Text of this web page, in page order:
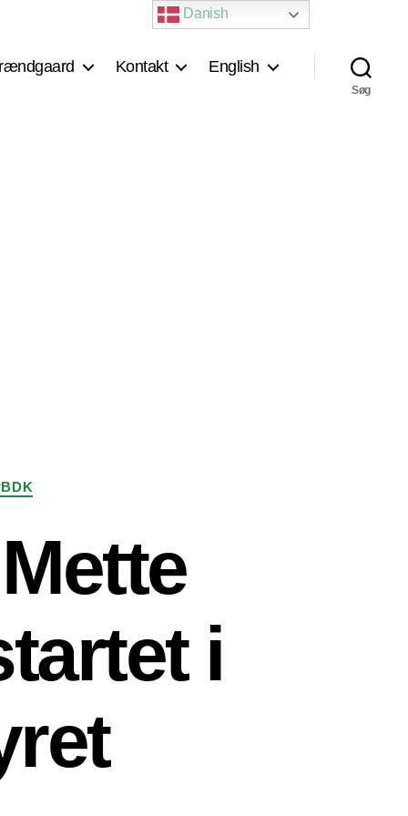
Kontakt English
Søg
i
Danish